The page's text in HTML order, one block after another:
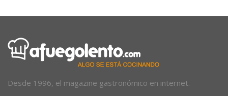
Desde 1996, el magazine gastronómico en internet.